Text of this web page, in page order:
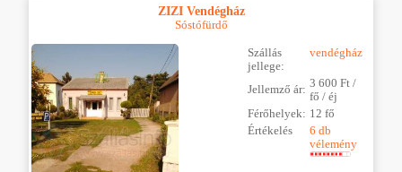
ZIZI Vendégház
Sóstófürdő
Szállás
jellege:
vendégház
Jellemző ár: 3 600 Ft /
fő / éj
Férőhelyek: 12 fő
Értékelés
6 db
vélemény